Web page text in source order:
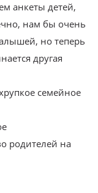
анкеты детей,
нам бы очень
но теперь
другая
семейное
родителей на